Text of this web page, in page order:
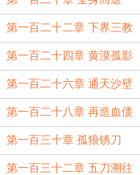
第一百二十二章 下界三教
第一百二十四章 黄漠孤影
第一百二十六章 通天沙壁
第一百二十八章 再造血债
第一百三十章 孤狼锈刀
第一百三十二章 五刀溯往